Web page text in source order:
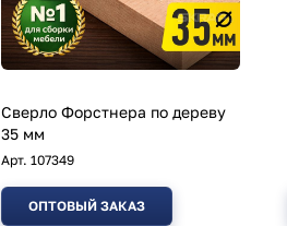
Сверло Форстнера по дереву
35 мм
Арт. 107349
ОПТОВЫЙ ЗАКАЗ